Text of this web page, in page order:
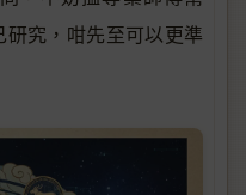
研究，咁先至可以更準